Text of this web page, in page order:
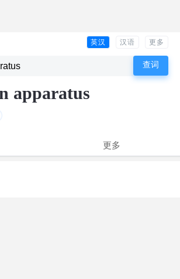
英汉 汉语 更多
apparatus
更多